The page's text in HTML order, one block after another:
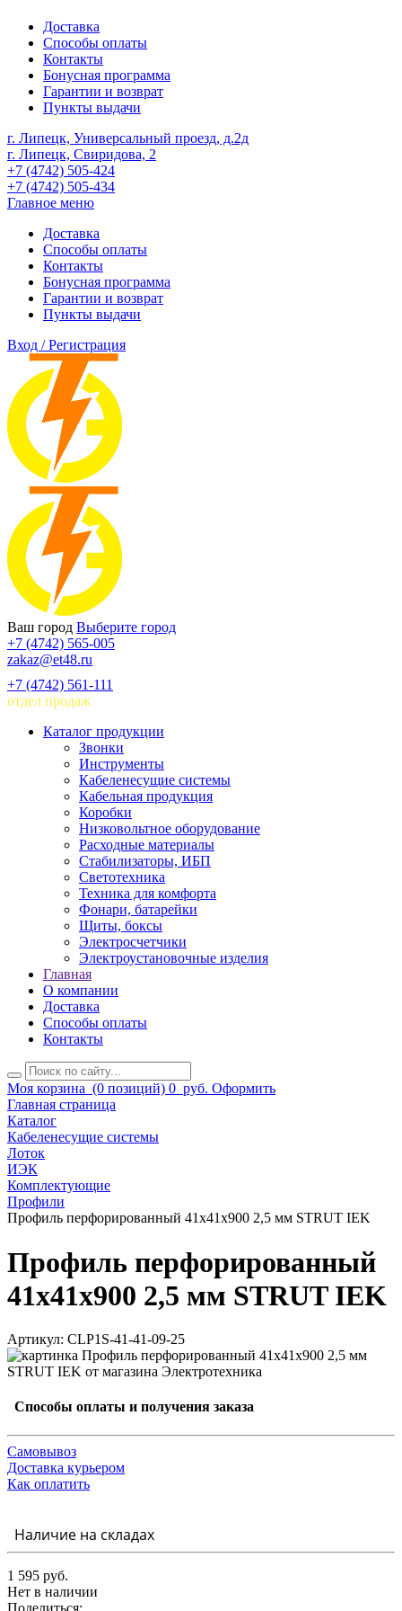
Доставка
Способы оплаты
Контакты
Бонусная программа
Гарантии и возврат
Пункты выдачи
г. Липецк, Универсальный проезд, д.2д
г. Липецк, Свиридова, 2
+7 (4742) 505-424
+7 (4742) 505-434
Главное меню
Доставка
Способы оплаты
Контакты
Бонусная программа
Гарантии и возврат
Пункты выдачи
Вход / Регистрация
Ваш город Выберите город
+7 (4742) 565-005
zakaz@et48.ru
+7 (4742) 561-111
отдел продаж
Каталог продукции
Звонки
Инструменты
Кабеленесущие системы
Кабельная продукция
Коробки
Низковольтное оборудование
Расходные материалы
Стабилизаторы, ИБП
Светотехника
Техника для комфорта
Фонари, батарейки
Щиты, боксы
Электросчетчики
Электроустановочные изделия
Главная
О компании
Доставка
Способы оплаты
Контакты
Моя корзина (0 позиций) 0 руб. Оформить
Главная страница
Каталог
Кабеленесущие системы
Лоток
ИЭК
Комплектующие
Профили
Профиль перфорированный 41x41х900 2,5 мм STRUT IEK
Профиль перфорированный
41x41х900 2,5 мм STRUT IEK
Артикул: CLP1S-41-41-09-25
Способы оплаты и получения заказа
Самовывоз
Доставка курьером
Как оплатить
Наличие на складах
1 595 руб.
Нет в наличии
Поделиться: